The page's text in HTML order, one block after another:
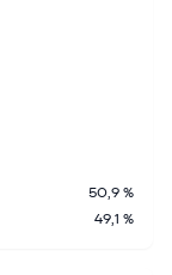
50,9 %
49,1 %